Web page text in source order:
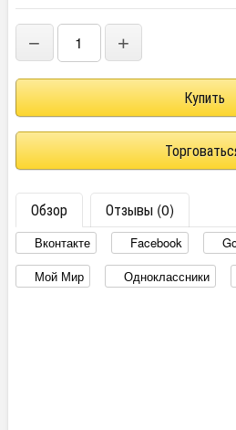
− +
Обзор Отзывы (0)
Вконтакте Facebook
Мой Мир
Одноклассники